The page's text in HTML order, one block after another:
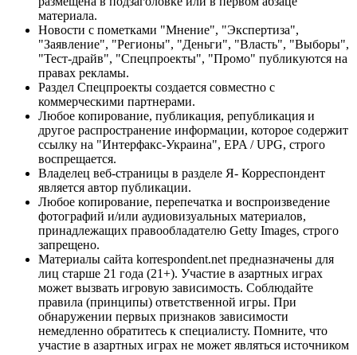
материала.
Новости с пометками "Мнение", "Экспертиза",
"Заявление", "Регионы", "Деньги", "Власть", "Выборы",
"Тест-драйв", "Спецпроекты", "Промо" публикуются на
правах рекламы.
Раздел Спецпроекты создается совместно с
коммерческими партнерами.
Любое копирование, публикация, републикация и
другое распространение информации, которое содержит
ссылку на "Интерфакс-Украина", EPA / UPG, строго
воспрещается.
Владелец веб-страницы в разделе Я- Корреспондент
является автор публикации.
Любое копирование, перепечатка и воспроизведение
фотографий и/или аудиовизуальных материалов,
принадлежащих правообладателю Getty Images, строго
запрещено.
Материалы сайта korrespondent.net предназначены для
лиц старше 21 года (21+). Участие в азартных играх
может вызвать игровую зависимость. Соблюдайте
правила (принципы) ответственной игры. При
обнаружении первых признаков зависимости
немедленно обратитесь к специалисту. Помните, что
участие в азартных играх не может являться источником